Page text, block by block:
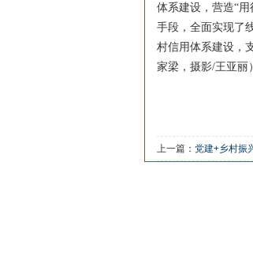
体系建设，营造“
手段，全面实现了
村信用体系建设，
家梁，摄影/王亚丽）
上一篇： 党建+乡村振